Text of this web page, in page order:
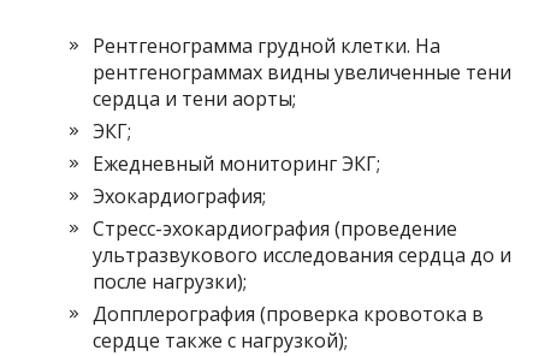
Рентгенограмма грудной клетки. На
рентгенограммах видны увеличенные тени
сердца и тени аорты;
ЭКГ;
Ежедневный мониторинг ЭКГ;
Эхокардиография;
Стресс-эхокардиография (проведение
ультразвукового исследования сердца до и
после нагрузки);
Допплерография (проверка кровотока в
сердце также с нагрузкой);